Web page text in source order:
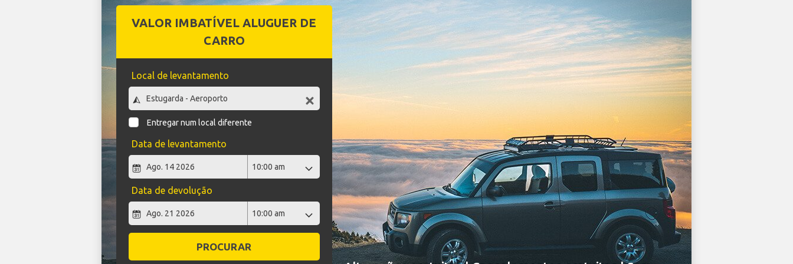
VALOR IMBATÍVEL ALUGUER DE
CARRO
Local de levantamento
Entregar num local diferente
Data de levantamento
Data de devolução
PROCURAR